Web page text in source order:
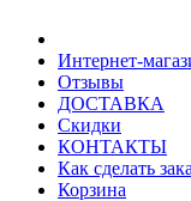
Интернет-
Отзывы
ДОСТАВКА
Скидки
КОНТАКТЫ
Как сделать
Корзина